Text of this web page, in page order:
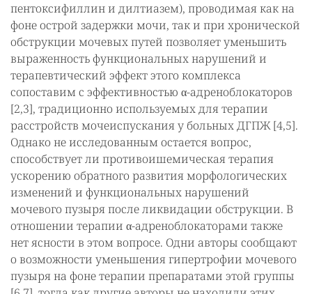
пентоксифиллин и дилтиазем), проводимая как на
фоне острой задержки мочи, так и при хронической
обструкции мочевых путей позволяет уменьшить
выраженность функциональных нарушений и
терапевтический эффект этого комплекса
сопоставим с эффективностью α-адреноблокаторов
[2,3], традиционно используемых для терапии
расстройств мочеиспускания у больных ДГПЖ [4,5].
Однако не исследованным остается вопрос,
способствует ли противоишемическая терапия
ускорению обратного развития морфологических
изменений и функциональных нарушений
мочевого пузыря после ликвидации обструкции. В
отношении терапии α-адреноблокаторами также
нет ясности в этом вопросе. Одни авторы сообщают
о возможности уменьшения гипертрофии мочевого
пузыря на фоне терапии препаратами этой группы